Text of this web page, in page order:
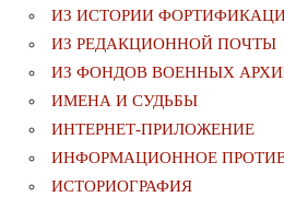
ИЗ ИСТОРИИ
ИЗ РЕДАКЦИОННОЙ ПОЧТЫ
ИЗ ФОНДОВ ВОЕННЫХ
ИМЕНА И СУДЬБЫ
ИНТЕРНЕТ-ПРИЛОЖЕНИЕ
ИНФОРМАЦИОННОЕ
ИСТОРИОГРАФИЯ